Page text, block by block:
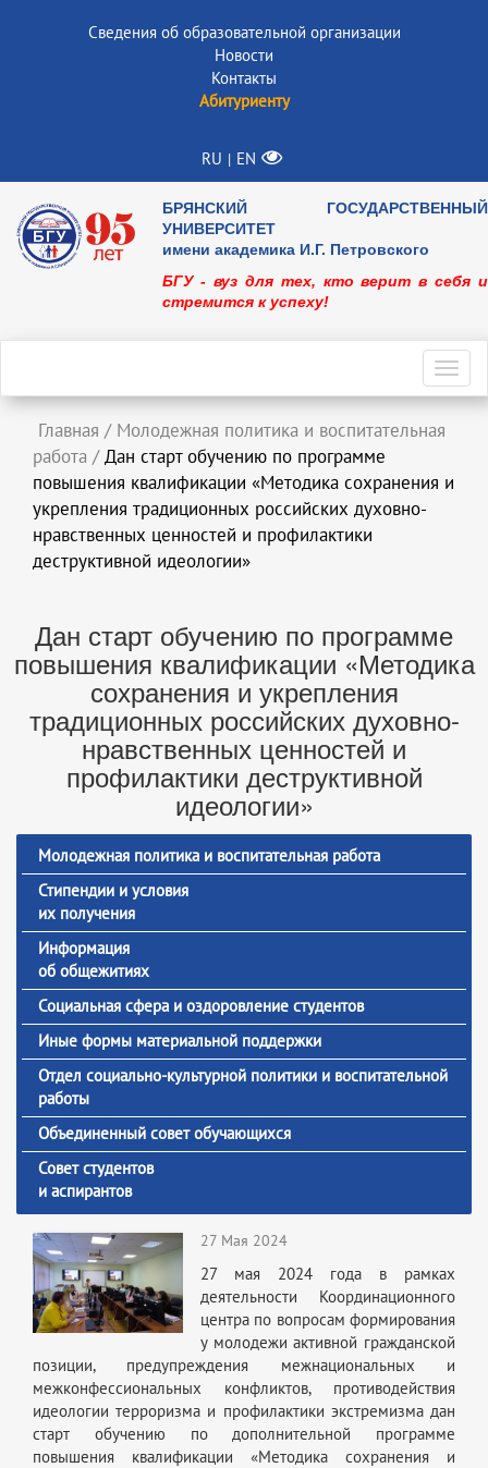
Сведения об образовательной организации
Новости
Контакты
Абитуриенту
RU | EN
БРЯНСКИЙ ГОСУДАРСТВЕННЫЙ
УНИВЕРСИТЕТ
имени академика И.Г. Петровского
БГУ - вуз для тех, кто верит в себя и
стремится к успеху!
Главная / Молодежная политика и воспитательная
работа / Дан старт обучению по программе
повышения квалификации «Методика сохранения и
укрепления традиционных российских духовно-
нравственных ценностей и профилактики
деструктивной идеологии»
Дан старт обучению по программе
повышения квалификации «Методика
сохранения и укрепления
традиционных российских духовно-
нравственных ценностей и
профилактики деструктивной
идеологии»
Молодежная политика и воспитательная работа
Стипендии и условия
их получения
Информация
об общежитиях
Социальная сфера и оздоровление студентов
Иные формы материальной поддержки
Отдел социально-культурной политики и воспитательной
работы
Объединенный совет обучающихся
Совет студентов
и аспирантов
27 Мая 2024
27 мая 2024 года в рамках
деятельности Координационного
центра по вопросам формирования
у молодежи активной гражданской
позиции, предупреждения межнациональных и
межконфессиональных конфликтов, противодействия
идеологии терроризма и профилактики экстремизма дан
старт обучению по дополнительной программе
повышения квалификации «Методика сохранения и